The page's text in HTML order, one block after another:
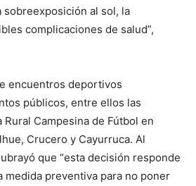
sobreexposición al sol, la
complicaciones de salud”,
encuentros deportivos
públicos, entre ellos las
Campesina de Fútbol en
Crucero y Cayurruca. Al
que “esta decisión responde
medida preventiva para no poner